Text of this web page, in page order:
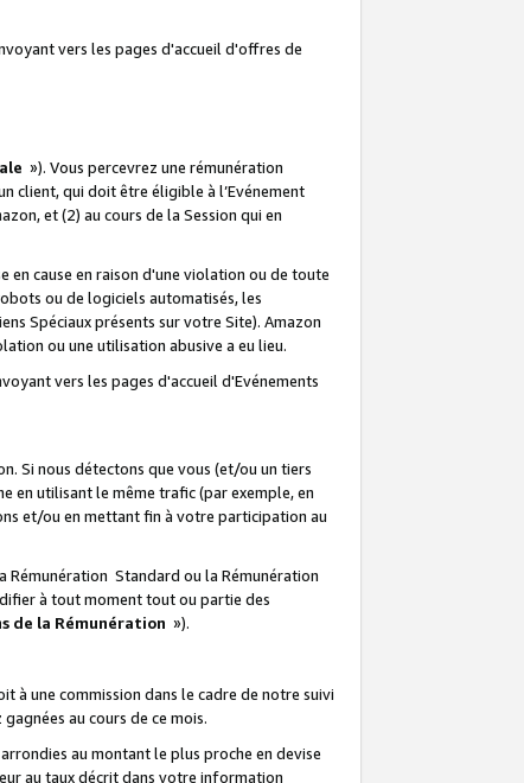
vers les pages d'accueil d'offres de
»). Vous percevrez une rémunération
client, qui doit être éligible à l’Evénement
et (2) au cours de la Session qui en
en cause en raison d'une violation ou de toute
ou de logiciels automatisés, les
Spéciaux présents sur votre Site). Amazon
ou une utilisation abusive a eu lieu.
vers les pages d'accueil d'Evénements
Si nous détectons que vous (et/ou un tiers
en utilisant le même trafic (par exemple, en
et/ou en mettant fin à votre participation au
Rémunération Standard ou la Rémunération
à tout moment tout ou partie des
de la Rémunération »).
à une commission dans le cadre de notre suivi
au cours de ce mois.
au montant le plus proche en devise
au taux décrit dans votre information